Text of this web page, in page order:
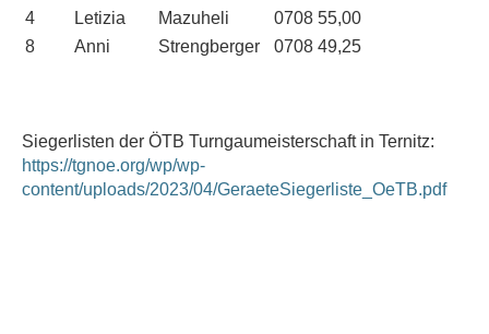
4
Letizia Mazuheli 0708 55,00
8
Anni Strengberger 0708 49,25
Siegerlisten der ÖTB Turngaumeisterschaft in Ternitz:
https://tgnoe.org/wp/wp-
content/uploads/2023/04/GeraeteSiegerliste_OeTB.pdf